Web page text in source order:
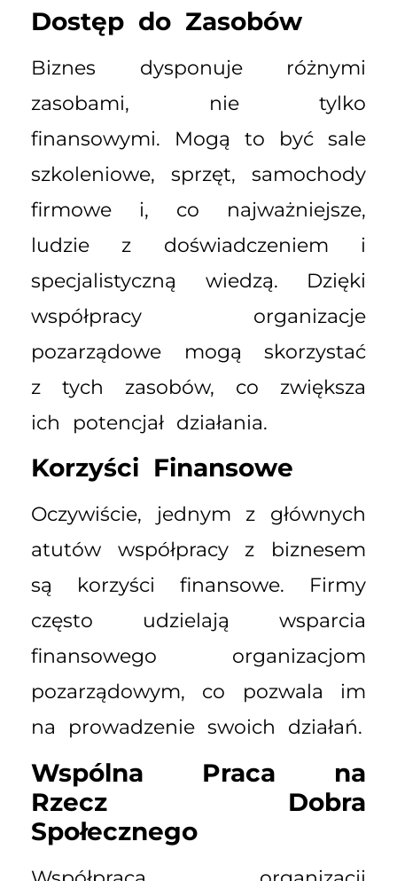
Dostęp do Zasobów
Biznes dysponuje różnymi
zasobami, nie tylko
finansowymi. Mogą to być sale
szkoleniowe, sprzęt, samochody
firmowe i, co najważniejsze,
ludzie z doświadczeniem i
specjalistyczną wiedzą. Dzięki
współpracy organizacje
pozarządowe mogą skorzystać
z tych zasobów, co zwiększa
ich potencjał działania.
Korzyści Finansowe
Oczywiście, jednym z głównych
atutów współpracy z biznesem
są korzyści finansowe. Firmy
często udzielają wsparcia
finansowego organizacjom
pozarządowym, co pozwala im
na prowadzenie swoich działań.
Wspólna Praca na
Rzecz Dobra
Społecznego